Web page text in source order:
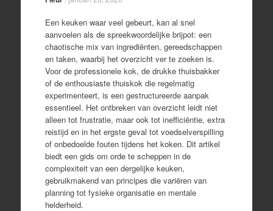
Een keuken waar veel gebeurt, kan al snel
aanvoelen als de spreekwoordelijke brijpot: een
chaotische mix van ingrediënten, gereedschappen
en taken, waarbij het overzicht ver te zoeken is.
Voor de professionele kok, de drukke thuisbakker
of de enthousiaste thuiskok die regelmatig
experimenteert, is een gestructureerde aanpak
essentieel. Het ontbreken van overzicht leidt niet
alleen tot frustratie, maar ook tot inefficiëntie, extra
reistijd en in het ergste geval tot voedselverspilling
of onbedoelde fouten tijdens het koken. Dit artikel
biedt een gids om orde te scheppen in de
complexiteit van een dergelijke keuken,
gebruikmakend van principes die variëren van
planning tot fysieke organisatie en mentale
helderheid.